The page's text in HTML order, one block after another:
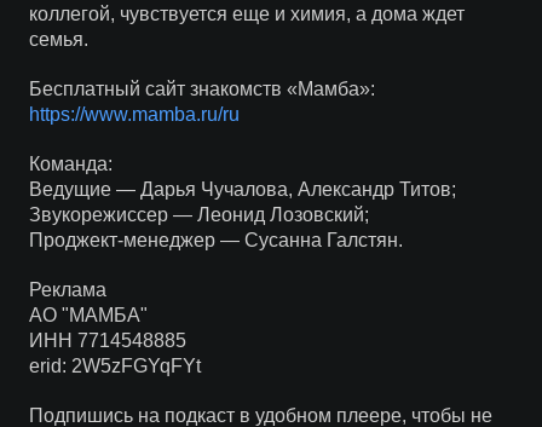
коллегой, чувствуется еще и химия, а дома ждет
семья.
Бесплатный сайт знакомств «Мамба»:
https://www.mamba.ru/ru
Команда:
Ведущие — Дарья Чучалова, Александр Титов;
Звукорежиссер — Леонид Лозовский;
Проджект-менеджер — Сусанна Галстян.
Реклама
АО "МАМБА"
ИНН 7714548885
erid: 2W5zFGYqFYt
Подпишись на подкаст в удобном плеере, чтобы не